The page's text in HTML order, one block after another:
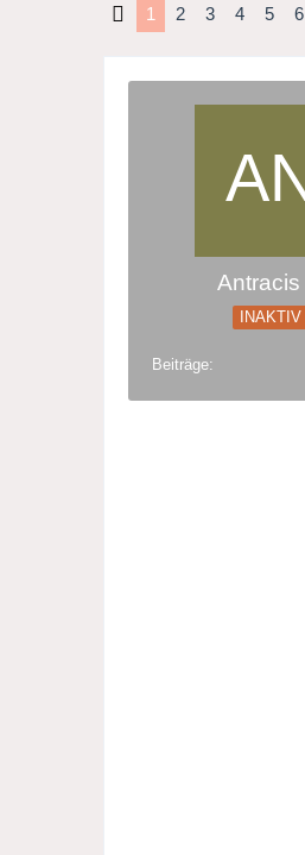
1 2 3 4 5 6
Antracis
INAKTIV
Beiträge